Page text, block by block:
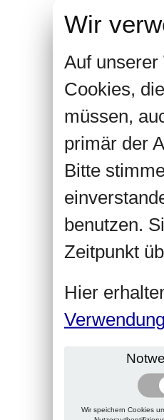
Wir
Auf
Cookies,
müssen,
primär der
Bitte
benutzen.
Zeitpunkt
Hier
Wir speichern Cookies